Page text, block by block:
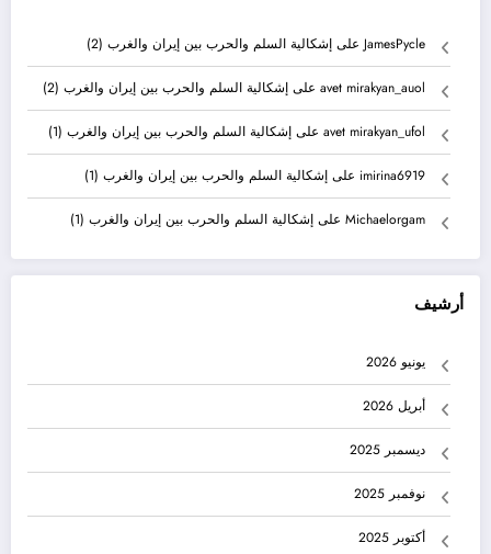
JamesPycle على إشكالية السلم والحرب بين إيران والغرب (2)
avet mirakyan_auol على إشكالية السلم والحرب بين إيران والغرب (2)
avet mirakyan_ufol على إشكالية السلم والحرب بين إيران والغرب (1)
imirina6919 على إشكالية السلم والحرب بين إيران والغرب (1)
Michaelorgam على إشكالية السلم والحرب بين إيران والغرب (1)
أرشيف
يونيو 2026
أبريل 2026
ديسمبر 2025
نوفمبر 2025
أكتوبر 2025